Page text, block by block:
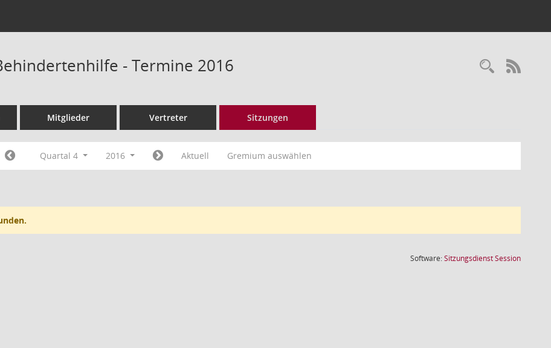
- Termine 2016
Mitglieder Vertreter Sitzungen
Quartal 4 2016 Aktuell Gremium auswählen
Software:SitzungsdienstSession(Wird in